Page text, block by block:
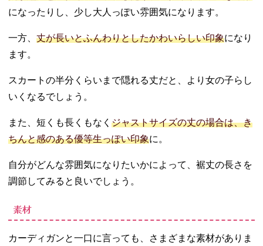
になったりし、少し大人っぽい雰囲気になります。
一方、 丈が長いとふんわりとしたかわいらしい印象になり
ます。
スカートの半分くらいまで隠れる丈だと、より女の子らし
いくなるでしょう。
また、短くも長くもなく ジャストサイズの丈の場合は、き
ちんと感のある優等生っぽい印象に。
自分がどんな雰囲気になりたいかによって、裾丈の長さを
調節してみると良いでしょう。
素材
カーディガンと一口に言っても、さまざまな素材がありま